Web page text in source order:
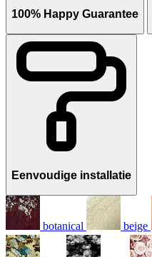
100% Happy Guarantee
Eenvoudige installatie
botanical beige